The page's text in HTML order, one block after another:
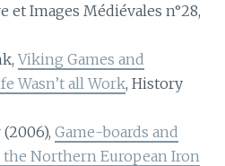
et Images Médiévales n°28,
Viking Games and
Wasn’t all Work, History
Game-boards and
Northern European Iron